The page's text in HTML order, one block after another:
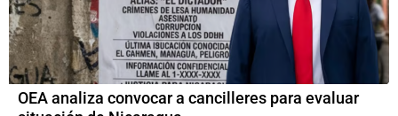
OEA analiza convocar a cancilleres para evaluar